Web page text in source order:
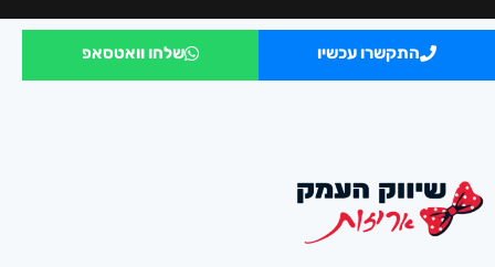
התקשרו עכשיו שלחו וואטסאפ